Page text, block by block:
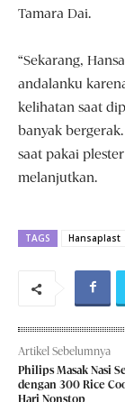
Tamara Dai.
“Sekarang,
andalanku
kelihatan saat
banyak
saat pakai
melanjutkan.
TAGS Hansaplast
Artikel Sebelumnya
Philips Masak Nasi
dengan 300 Rice
Hari Nonstop